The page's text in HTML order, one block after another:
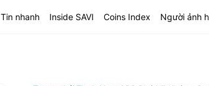
Tin nhanh Inside SAVI Coins Index Người ảnh